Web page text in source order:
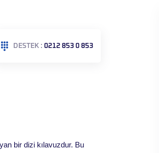
DESTEK : 0212 853 0 853
bir dizi kılavuzdur. Bu